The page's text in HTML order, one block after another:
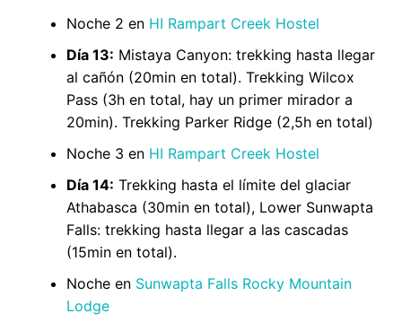
Noche 2 en HI Rampart Creek Hostel
Día 13: Mistaya Canyon: trekking hasta llegar
al cañón (20min en total). Trekking Wilcox
Pass (3h en total, hay un primer mirador a
20min). Trekking Parker Ridge (2,5h en total)
Noche 3 en HI Rampart Creek Hostel
Día 14: Trekking hasta el límite del glaciar
Athabasca (30min en total), Lower Sunwapta
Falls: trekking hasta llegar a las cascadas
(15min en total).
Noche en Sunwapta Falls Rocky Mountain
Lodge